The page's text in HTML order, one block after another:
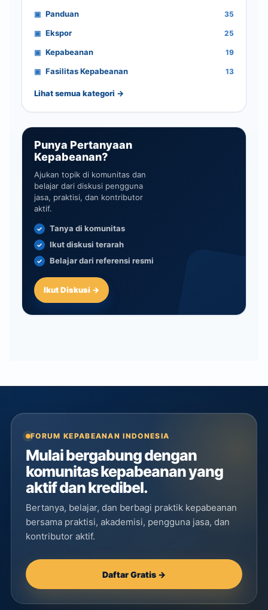
Panduan 35
Ekspor 25
Kepabeanan 19
Fasilitas Kepabeanan 13
Lihat semua kategori →
Punya Pertanyaan
Kepabeanan?
Ajukan topik di komunitas dan
belajar dari diskusi pengguna
jasa, praktisi, dan kontributor
aktif.
Tanya di komunitas
Ikut diskusi terarah
Belajar dari referensi resmi
Ikut Diskusi →
FORUM KEPABEANAN INDONESIA
Mulai bergabung dengan
komunitas kepabeanan yang
aktif dan kredibel.
Bertanya, belajar, dan berbagi praktik kepabeanan
bersama praktisi, akademisi, pengguna jasa, dan
kontributor aktif.
Daftar Gratis →